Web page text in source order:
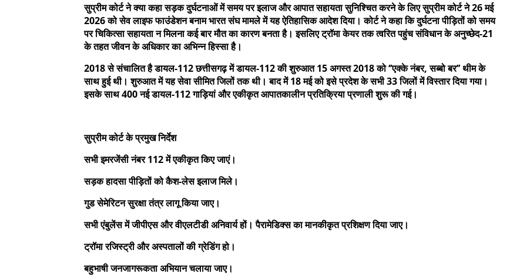
सुप्रीम कोर्ट ने क्या कहा सड़क दुर्घटनाओं में समय पर इलाज और आपात सहायता सुनिश्चित करने के लिए सुप्रीम कोर्ट ने 26 मई
2026 को सेव लाइफ फाउंडेशन बनाम भारत संघ मामले में यह ऐतिहासिक आदेश दिया। कोर्ट ने कहा कि दुर्घटना पीड़ितों को समय
पर चिकित्सा सहायता न मिलना कई बार मौत का कारण बनता है। इसलिए ट्रॉमा केयर तक त्वरित पहुंच संविधान के अनुच्छेद-21
के तहत जीवन के अधिकार का अभिन्न हिस्सा है।
2018 से संचालित है डायल-112 छत्तीसगढ़ में डायल-112 की शुरुआत 15 अगस्त 2018 को ‘’एक्के नंबर, सब्बो बर’’ थीम के
साथ हुई थी। शुरुआत में यह सेवा सीमित जिलों तक थी। बाद में 18 मई को इसे प्रदेश के सभी 33 जिलों में विस्तार दिया गया।
इसके साथ 400 नई डायल-112 गाड़ियां और एकीकृत आपातकालीन प्रतिक्रिया प्रणाली शुरू की गई।
सुप्रीम कोर्ट के प्रमुख निर्देश
सभी इमरजेंसी नंबर 112 में एकीकृत किए जाएं।
सड़क हादसा पीड़ितों को कैश-लेस इलाज मिले।
गुड सेमेरिटन सुरक्षा तंत्र लागू किया जाए।
सभी एंबुलेंस में जीपीएस और वीएलटीडी अनिवार्य हों। पैरामेडिक्स का मानकीकृत प्रशिक्षण दिया जाए।
ट्रॉमा रजिस्ट्री और अस्पतालों की ग्रेडिंग हो।
बहुभाषी जनजागरूकता अभियान चलाया जाए।